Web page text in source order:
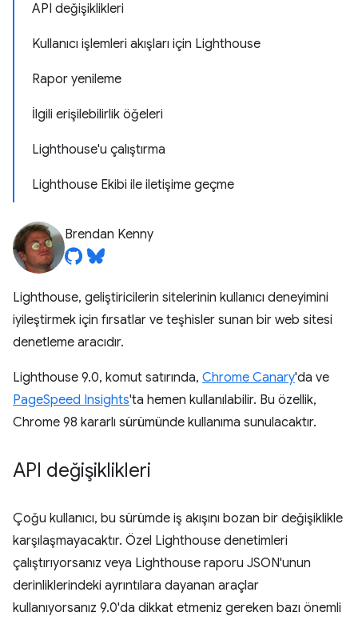
API değişiklikleri
Kullanıcı işlemleri akışları için Lighthouse
Rapor yenileme
İlgili erişilebilirlik öğeleri
Lighthouse'u çalıştırma
Lighthouse Ekibi ile iletişime geçme
Brendan Kenny
Lighthouse, geliştiricilerin sitelerinin kullanıcı deneyimini
iyileştirmek için fırsatlar ve teşhisler sunan bir web sitesi
denetleme aracıdır.
Lighthouse 9.0, komut satırında, Chrome Canary'da ve
PageSpeed Insights'ta hemen kullanılabilir. Bu özellik,
Chrome 98 kararlı sürümünde kullanıma sunulacaktır.
API değişiklikleri
Çoğu kullanıcı, bu sürümde iş akışını bozan bir değişiklikle
karşılaşmayacaktır. Özel Lighthouse denetimleri
çalıştırıyorsanız veya Lighthouse raporu JSON'unun
derinliklerindeki ayrıntılara dayanan araçlar
kullanıyorsanız 9.0'da dikkat etmeniz gereken bazı önemli